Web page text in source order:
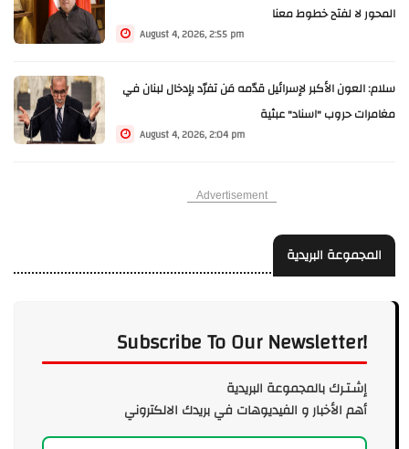
المحور لا لفتح خطوط معنا
August 4, 2026, 2:55 pm
سلام: العون الأكبر لإسرائيل قدّمه مَن تفرّد بإدخال لبنان في
مغامرات حروب "اسناد" عبثية
August 4, 2026, 2:04 pm
Advertisement
المجموعة البريدية
Subscribe To Our Newsletter!
إشـتـرك بالمجموعة البريدية
أهم الأخبار و الفيديوهات في بريدك الالكتروني